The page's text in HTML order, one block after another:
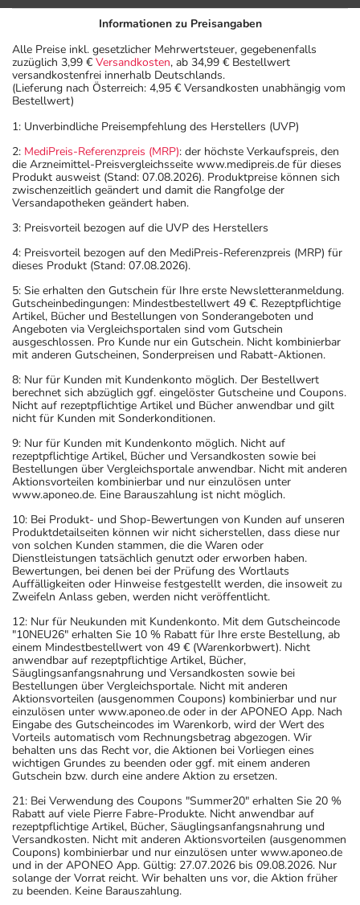
Dosierung
Text Personen Einzeldosis Gesamtdosis
Bei
schweren
Erwachsene 1 Kapsel 2-mal täglich
Anwendungshinweise
Die Gesamtdosis sollte nicht ohne Rücksprache mit
Art der Anwendung?
Nehmen Sie das Arzneimittel mit Flüssigkeit (z.B. 1 Glas
Wasser) ein.
Dauer der Anwendung?
Die Anwendungsdauer richtet sich nach Art der
deshalb nur von Ihrem Arzt bestimmt. Prinzipiell ist die
Dauer der Anwendung zeitlich nicht begrenzt, das
werden.
Überdosierung?
Bei einer Überdosierung kann es zu Schläfrigkeit,
Verwirrtheit und Unruhe kommen. Setzen Sie sich bei
dem Verdacht auf eine Überdosierung umgehend mit
einem Arzt in Verbindung.
Einnahme vergessen?
Setzen Sie die Einnahme zum nächsten vorgeschriebenen
Zeitpunkt ganz normal (also nicht mit der doppelten
Menge) fort.
Generell gilt: Achten Sie vor allem bei Säuglingen,
Kleinkindern und älteren Menschen auf eine
gewissenhafte Dosierung. Im Zweifelsfalle fragen Sie
Ihren Arzt oder Apotheker nach etwaigen Auswirkungen
oder Vorsichtsmaßnahmen.
Eine vom Arzt verordnete Dosierung kann von den
Angaben der Packungsbeilage abweichen. Da der Arzt sie
individuell abstimmt, sollten Sie das Arzneimittel daher
nach seinen Anweisungen anwenden.
Informationen zu Preisangaben
Alle Preise inkl. gesetzlicher Mehrwertsteuer, gegebenenfalls
zuzüglich 3,99 € Versandkosten, ab 34,99 € Bestellwert
versandkostenfrei innerhalb Deutschlands.
(Lieferung nach Österreich: 4,95 € Versandkosten unabhängig vom
Bestellwert)
1: Unverbindliche Preisempfehlung des Herstellers (UVP)
2: MediPreis-Referenzpreis (MRP): der höchste Verkaufspreis, den
die Arzneimittel-Preisvergleichsseite www.medipreis.de für dieses
Produkt ausweist (Stand: 07.08.2026). Produktpreise können sich
zwischenzeitlich geändert und damit die Rangfolge der
Versandapotheken geändert haben.
3: Preisvorteil bezogen auf die UVP des Herstellers
4: Preisvorteil bezogen auf den MediPreis-Referenzpreis (MRP) für
dieses Produkt (Stand: 07.08.2026).
5: Sie erhalten den Gutschein für Ihre erste Newsletteranmeldung.
Gutscheinbedingungen: Mindestbestellwert 49 €. Rezeptpflichtige
Artikel, Bücher und Bestellungen von Sonderangeboten und
Angeboten via Vergleichsportalen sind vom Gutschein
ausgeschlossen. Pro Kunde nur ein Gutschein. Nicht kombinierbar
mit anderen Gutscheinen, Sonderpreisen und Rabatt-Aktionen.
8: Nur für Kunden mit Kundenkonto möglich. Der Bestellwert
berechnet sich abzüglich ggf. eingelöster Gutscheine und Coupons.
Nicht auf rezeptpflichtige Artikel und Bücher anwendbar und gilt
nicht für Kunden mit Sonderkonditionen.
9: Nur für Kunden mit Kundenkonto möglich. Nicht auf
rezeptpflichtige Artikel, Bücher und Versandkosten sowie bei
Bestellungen über Vergleichsportale anwendbar. Nicht mit anderen
Aktionsvorteilen kombinierbar und nur einzulösen unter
www.aponeo.de. Eine Barauszahlung ist nicht möglich.
10: Bei Produkt- und Shop-Bewertungen von Kunden auf unseren
Produktdetailseiten können wir nicht sicherstellen, dass diese nur
von solchen Kunden stammen, die die Waren oder
Dienstleistungen tatsächlich genutzt oder erworben haben.
Bewertungen, bei denen bei der Prüfung des Wortlauts
Auffälligkeiten oder Hinweise festgestellt werden, die insoweit zu
Zweifeln Anlass geben, werden nicht veröffentlicht.
12: Nur für Neukunden mit Kundenkonto. Mit dem Gutscheincode
"10NEU26" erhalten Sie 10 % Rabatt für Ihre erste Bestellung, ab
einem Mindestbestellwert von 49 € (Warenkorbwert). Nicht
anwendbar auf rezeptpflichtige Artikel, Bücher,
Säuglingsanfangsnahrung und Versandkosten sowie bei
Bestellungen über Vergleichsportale. Nicht mit anderen
Aktionsvorteilen (ausgenommen Coupons) kombinierbar und nur
einzulösen unter www.aponeo.de oder in der APONEO App. Nach
Eingabe des Gutscheincodes im Warenkorb, wird der Wert des
Vorteils automatisch vom Rechnungsbetrag abgezogen. Wir
behalten uns das Recht vor, die Aktionen bei Vorliegen eines
wichtigen Grundes zu beenden oder ggf. mit einem anderen
Gutschein bzw. durch eine andere Aktion zu ersetzen.
21: Bei Verwendung des Coupons "Summer20" erhalten Sie 20 %
Rabatt auf viele Pierre Fabre-Produkte. Nicht anwendbar auf
rezeptpflichtige Artikel, Bücher, Säuglingsanfangsnahrung und
Versandkosten. Nicht mit anderen Aktionsvorteilen (ausgenommen
Coupons) kombinierbar und nur einzulösen unter www.aponeo.de
und in der APONEO App. Gültig: 27.07.2026 bis 09.08.2026. Nur
solange der Vorrat reicht. Wir behalten uns vor, die Aktion früher
zu beenden. Keine Barauszahlung.